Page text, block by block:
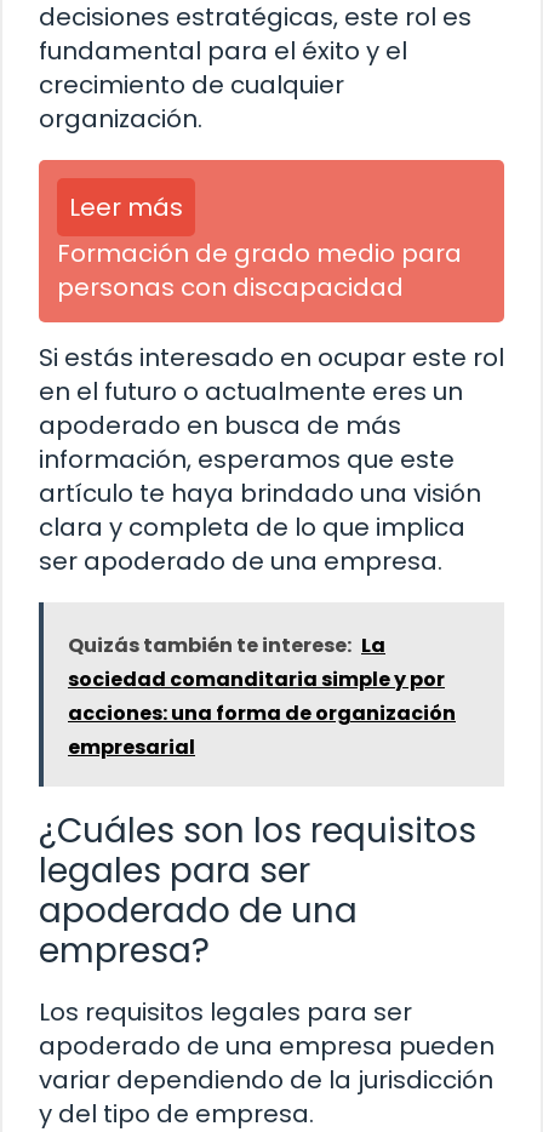
decisiones estratégicas, este rol es
fundamental para el éxito y el
crecimiento de cualquier
organización.
Leer más
Formación de grado medio para
personas con discapacidad
Si estás interesado en ocupar este rol
en el futuro o actualmente eres un
apoderado en busca de más
información, esperamos que este
artículo te haya brindado una visión
clara y completa de lo que implica
ser apoderado de una empresa.
Quizás también te interese: La
sociedad comanditaria simple y por
acciones: una forma de organización
empresarial
¿Cuáles son los requisitos
legales para ser
apoderado de una
empresa?
Los requisitos legales para ser
apoderado de una empresa pueden
variar dependiendo de la jurisdicción
y del tipo de empresa.